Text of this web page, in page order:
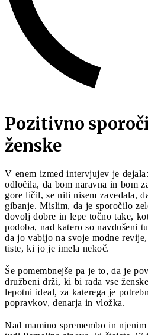
Pozitivno
ženske
V enem izmed intervjujev je
odločila, da bom naravna in bom
gore ličil, se niti nisem zavedala,
gibanje. Mislim, da je sporočilo
dovolj dobre in lepe točno take,
podoba, nad katero so navdušeni
da jo vabijo na svoje modne
tiste, ki jo je imela nekoč.
Še pomembnejše pa je to, da je
družbeni drži, ki bi rada vse
lepotni ideal, za katerega je
popravkov, denarja in vložka.
Nad mamino spremembo in